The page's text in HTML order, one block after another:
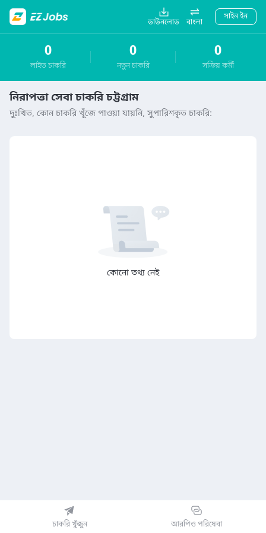
চাকরি খুঁজুন আরপিও পরিষেবা
ডাউনলোড বাংলা
সাইন ইন
0
লাইভ চাকরি
0
নতুন চাকরি
0
সক্রিয় কর্মী
নিরাপত্তা সেবা চাকরি চট্টগ্রাম
দুঃখিত, কোন চাকরি খূঁজে পাওয়া যায়নি, সুপারিশকৃত চাকরি:
কোনো তথ্য নেই